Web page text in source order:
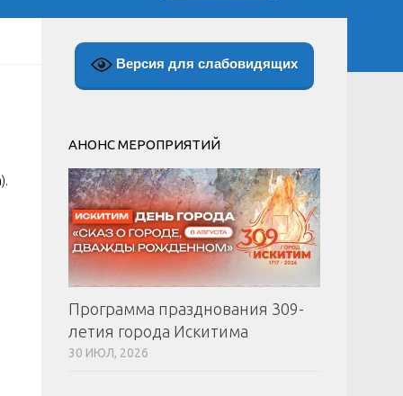
Версия для слабовидящих
АНОНС МЕРОПРИЯТИЙ
Программа празднования 309-
летия города Искитима
30 ИЮЛ, 2026